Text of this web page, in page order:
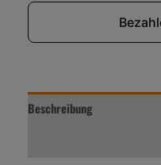
Beschreibung